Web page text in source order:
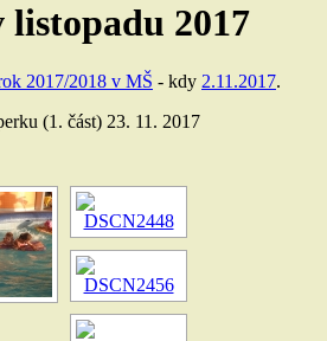
2017
2017/2018 v MŠ - kdy 2.11.2017.
(1. část) 23. 11. 2017